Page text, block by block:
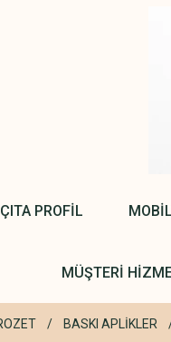
PROFİL
MÜŞTERİ
BASKI APLİKLER